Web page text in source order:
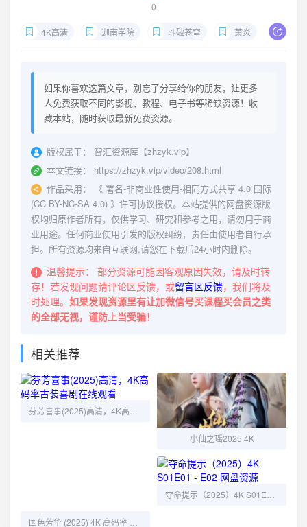
0
4K高清 迦南学院 斗破苍穹 萧炎 年番
如果你喜欢这篇文章，别忘了分享给你的朋友，让更多
人免费获取不同的影视、教程、电子书等稀缺资源！收
藏本站，随时获取最新免费资源。
版权属于：
智汇资源库【zhzyk.vip】
本文链接：
https://zhzyk.vip/video/208.html
作品采用：
《 署名-非商业性使用-相同方式共享 4.0 国际
(CC BY-NC-SA 4.0) 》许可协议授权。本站提供的网盘资源版
权均归原作者所有，仅供学习、研究和参考之用，请勿用于商
业用途。任何商业使用引发的版权纠纷，责任由使用者自行承
担。所有资源均来自互联网,请您在下载后24小时内删除。
温馨提示：
部分资源可能因客观原因失效，请及时转
存！若发现问题请评论区反馈，或留言区反馈，我们将及
时处理。 如果发现资源里有让加微信号买课程买会员之类
的全部无视，谨防上当受骗！
相关推荐
小仙之瑶2025 4K